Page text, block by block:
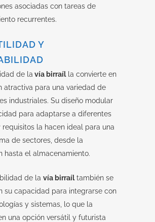
asociadas con tareas de
recurrentes.
Y
de la vía birraílla convierte en
atractiva para una variedad de
industriales. Su diseño modular
para adaptarse a diferentes
requisitos la hacen ideal para una
de sectores, desde la
hasta el almacenamiento.
de la vía birraíltambién se
su capacidad para integrarse con
y sistemas, lo que la
una opción versátil y futurista